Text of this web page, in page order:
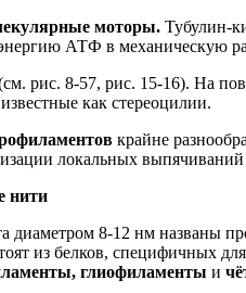
моторы. Тубулин-
АТФ в механическую
рис. 8-57, рис. 15-16). На
как стереоцилии.
крайне
локальных
нити
диаметром 8-12 нм названы
из белков, специфичных
глиофиламенты и